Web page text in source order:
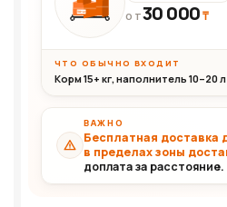
30+кг ОТ30 000₸
ЧТО ОБЫЧНО ВХОДИТ
Корм 15+ кг, наполнитель 10–20 л
ВАЖНО
Бесплатная доставка
в пределах зоны
доплата за расстояние.